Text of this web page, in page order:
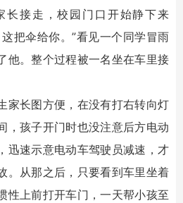
长接走，校园门口开始静下来
把伞给你。”看见一个同学冒雨
他。整个过程被一名坐在车里接
家长图方便，在没有打右转向灯
，孩子开门时也没注意后方电动
迅速示意电动车驾驶员减速，才
。从那之后，只要看到车里坐着
性上前打开车门，一天帮小孩至